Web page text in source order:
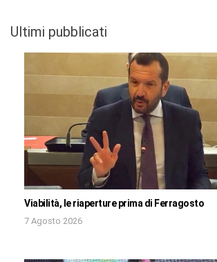
Ultimi pubblicati
Viabilità, le riaperture prima di Ferragosto
7 Agosto 2026